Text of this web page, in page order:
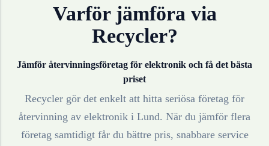
Varför jämföra via
Recycler?
Jämför återvinningsföretag för elektronik och få det bästa
priset
Recycler gör det enkelt att hitta seriösa företag för
återvinning av elektronik i Lund. När du jämför flera
företag samtidigt får du bättre pris, snabbare service